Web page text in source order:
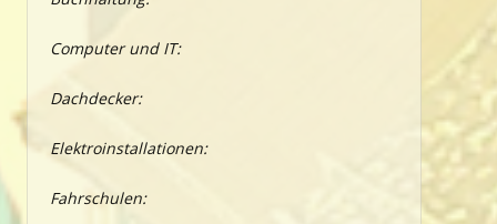
Computer und IT:
Dachdecker:
Elektroinstallationen:
Fahrschulen: